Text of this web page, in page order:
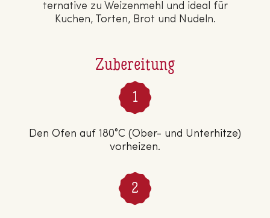
Zubereitung
Den Ofen auf 180°C (Ober- und Unterhitze)
vorheizen.
ter­na­ti­ve zu Wei­zen­mehl und ideal für
Kuchen, Torten, Brot und Nudeln.